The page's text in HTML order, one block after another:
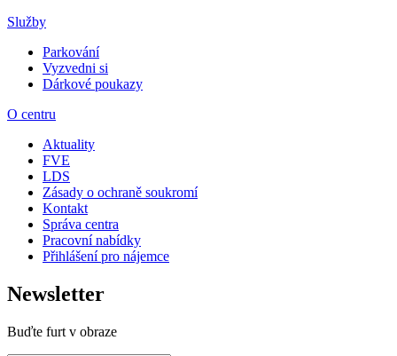
Služby
Parkování
Vyzvedni si
Dárkové poukazy
O centru
Aktuality
FVE
LDS
Zásady o ochraně soukromí
Kontakt
Správa centra
Pracovní nabídky
Přihlášení pro nájemce
Newsletter
Buďte furt v obraze